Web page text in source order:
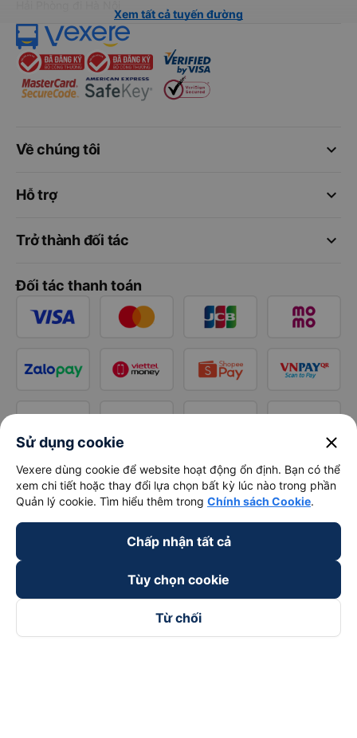
Xem tất cả tuyến đường
keyboard_arrow_down
Về chúng tôi
keyboard_arrow_down
Hỗ trợ
keyboard_arrow_down
Trở thành đối tác
Đối tác thanh toán
Sử dụng cookie close
Vexere dùng cookie để website hoạt động ổn định. Bạn có thể
xem chi tiết hoặc thay đổi lựa chọn bất kỳ lúc nào trong phần
Quản lý cookie. Tìm hiểu thêm trong Chính sách Cookie.
Chấp nhận tất cả
Tùy chọn cookie
Từ chối